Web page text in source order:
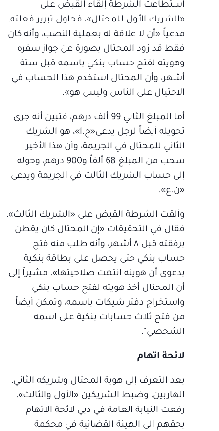
استطاعت الشرطة إلقاء القبض على
«الشريك الأول للمحتال»، فحاول تبرير فعلته،
مدعياً «أن لا علاقة له بعملية النصب، وأنه كان
فقط قد زود المحتال بصورة عن جواز سفره
وهويته لفتح حساب بنكي باسمه قبل ستة
أشهر، وأن المحتال استخدم هذا الحساب في
الاحتيال على الناس وليس هو».
أما المبلغ الثاني 99 ألف درهم، فتبين أنه جرى
تحويله أيضاً لرجل يدعى«ح.ا»، هو الشريك
الثاني للمحتال في الجريمة، وأن هذا الأخير
سحب من المبلغ 68 ألفاً و900 درهم، وحوله
إلى حساب الشريك الثالث في الجريمة ويدعى
«ن.ع».
وألقت الشرطة القبض على «الشريك الثالث»،
فقال في التحقيقات «إن المحتال كان يقطن
برفقته قبل ٨ أشهر، وأنه طلب منه فتح
حساب بنكي حتى يحصل على بطاقة بنكية
بدعوى أن هويته انتهت صلاحيتها»، مشيراً إلى
أن المحتال أخذ هويته لفتح حساب بنكي
واستخراج دفتر شيكات باسمه، وتمكن أيضاً
من فتح ثلاث حسابات بنكية على اسمه
الشخصي".
لائحة اتهام
بعد التعرف إلى هوية المحتال وشريكه الثاني،
الهاربين، وضبط الشريكين «الأول والثالث»،
رفعت النيابة العامة في دبي لائحة الاتهام
بحقهم إلى الهيئة القضائية في محكمة